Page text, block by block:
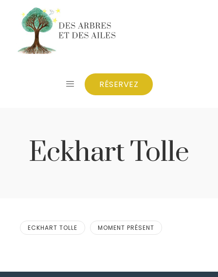
RÉSERVEZ
Eckhart Tolle
ECKHART TOLLE MOMENT PRÉSENT